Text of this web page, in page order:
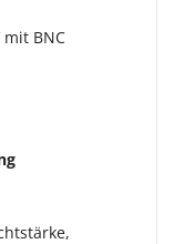
mit BNC